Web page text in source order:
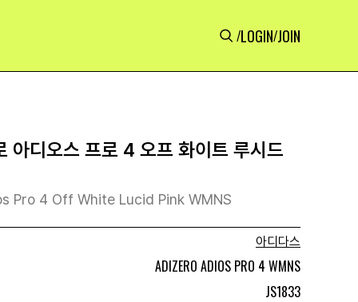
/LOGIN/JOIN
아디오스 프로 4 오프 화이트 루시드
Pro 4 Off White Lucid Pink WMNS
아디다스
ADIZERO ADIOS PRO 4 WMNS
JS1833